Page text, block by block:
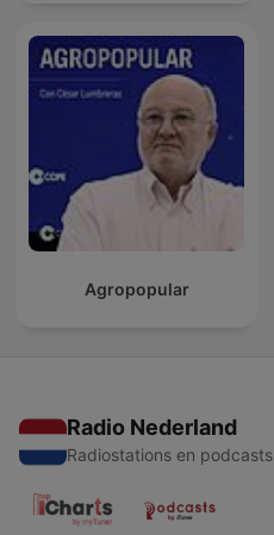
Agropopular
Radio Nederland
Radiostations en podcasts